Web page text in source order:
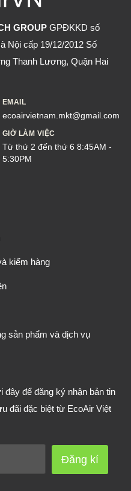
GROUP GPĐKKD số
Nội cấp 19/12/2012 Số
Thanh Lương, Quận Hai
EMAIL
ecoairvietnam.mkt@gmail.com
GIỜ LÀM VIỆC
Từ thứ 2 đến thứ 6 8:45AM -
5:30PM
kiểm hàng
sản phẩm và dịch vụ
đây để đăng ký nhận bản tin
đãi đặc biệt từ EcoAir Việt
Đăng kí